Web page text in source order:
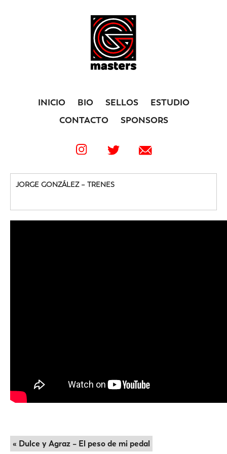
INICIO BIO SELLOS
ESTUDIO
CONTACTO
SPONSORS
JORGE GONZÁLEZ – TRENES
« Dulce y Agraz – El peso de mi pedal